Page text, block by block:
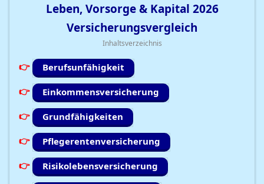
Leben, Vorsorge & Kapital 2026
Versicherungsvergleich
Inhaltsverzeichnis
Berufsunfähigkeit
Einkommensversicherung
Grundfähigkeiten
Pflegerentenversicherung
Risikolebensversicherung